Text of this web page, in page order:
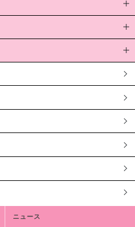
ニュース